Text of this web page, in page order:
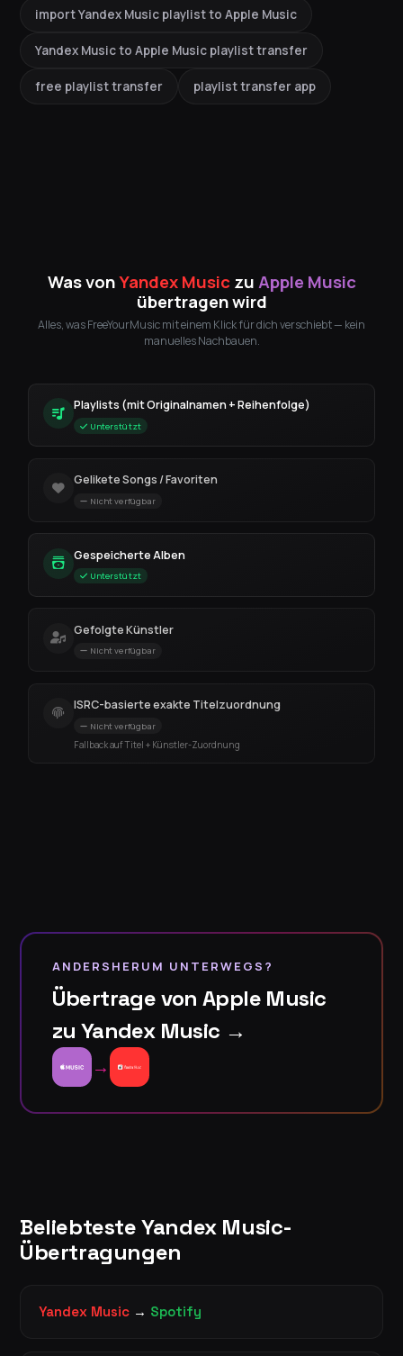
import Yandex Music playlist to Apple Music
Yandex Music to Apple Music playlist transfer
free playlist transfer playlist transfer app
Was vonYandex MusiczuApple Music
übertragen wird
Alles, was FreeYourMusic mit einem Klick für dich verschiebt — kein
manuelles Nachbauen.
Playlists (mit Originalnamen + Reihenfolge)
Unterstützt
Gelikete Songs / Favoriten
Nicht verfügbar
Gespeicherte Alben
Unterstützt
Gefolgte Künstler
Nicht verfügbar
ISRC-basierte exakte Titelzuordnung
Nicht verfügbar
Fallback auf Titel + Künstler-Zuordnung
ANDERSHERUM UNTERWEGS?
Übertrage von Apple Music
zu Yandex Music →
→
Beliebteste Yandex Music-
Übertragungen
Yandex Music → Spotify